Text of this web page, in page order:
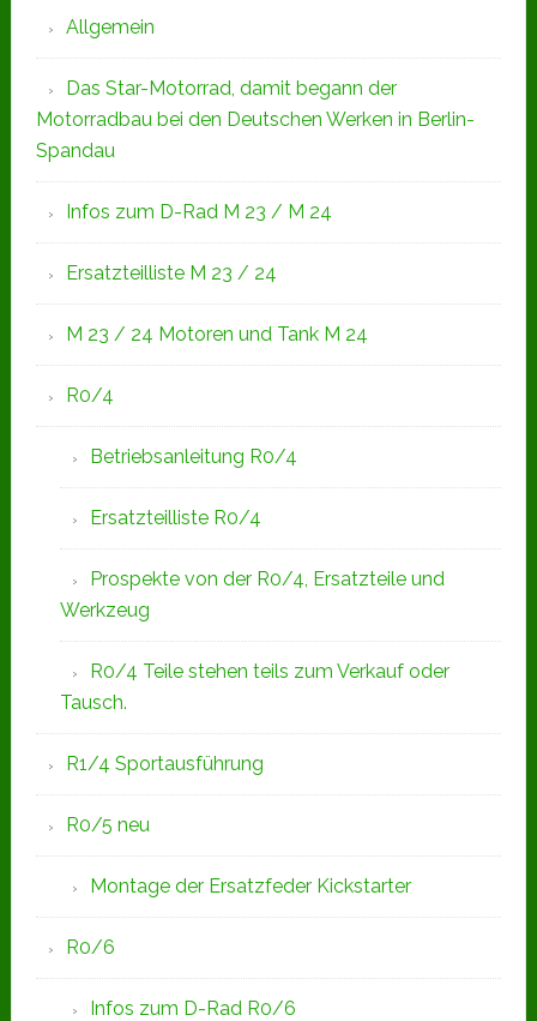
Allgemein
Das Star-Motorrad, damit begann der
Motorradbau bei den Deutschen Werken in Berlin-
Spandau
Infos zum D-Rad M 23 / M 24
Ersatzteilliste M 23 / 24
M 23 / 24 Motoren und Tank M 24
R0/4
Betriebsanleitung R0/4
Ersatzteilliste R0/4
Prospekte von der R0/4, Ersatzteile und
Werkzeug
R0/4 Teile stehen teils zum Verkauf oder
Tausch.
R1/4 Sportausführung
R0/5 neu
Montage der Ersatzfeder Kickstarter
R0/6
Infos zum D-Rad R0/6